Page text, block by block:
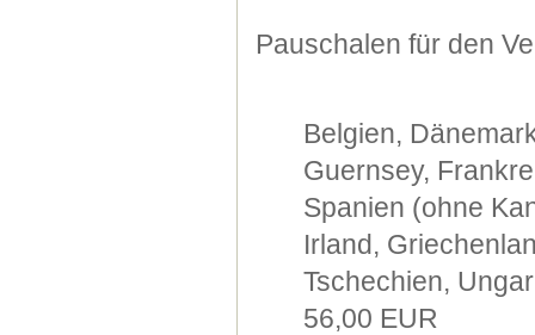
Pauschalen für den
Belgien,
Guernsey,
Spanien (ohne
Irland,
Tschechien,
56,00 EUR